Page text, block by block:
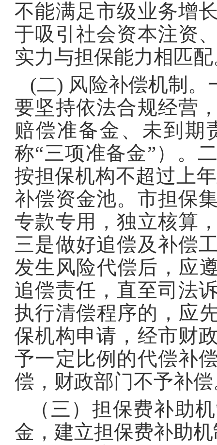
不能满足市级业务增
于吸引社会资本注资
实力与担保能力相匹
(二) 风险补偿机制。
要坚持依法合规经营
赔偿准备金、未到期
称“三项准备金”）。
按担保机构不超过上
补偿资金池。市担保
专款专用，独立核算
三是做好追偿及补偿
发生风险代偿后，应
追偿责任，直至司法
执行清偿程序的，应
保机构申请，经市财
予一定比例的代偿补
偿，财政部门不予补
（三）担保费补助
金，建立担保费补助